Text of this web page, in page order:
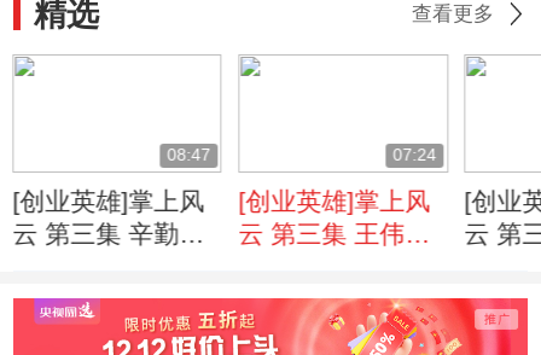
精选 查看更多
08:47
[创业英雄]掌上风
云 第三集 辛勤
07:24
[创业英雄]掌上风
云 第三集 王伟
设备
[创业
云 第
软件